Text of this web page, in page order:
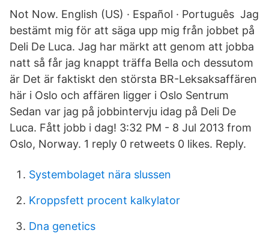
Not Now. English (US) · Español · Português Jag
bestämt mig för att säga upp mig från jobbet på
Deli De Luca. Jag har märkt att genom att jobba
natt så får jag knappt träffa Bella och dessutom
är Det är faktiskt den största BR-Leksaksaffären
här i Oslo och affären ligger i Oslo Sentrum
Sedan var jag på jobbintervju idag på Deli De
Luca. Fått jobb i dag! 3:32 PM - 8 Jul 2013 from
Oslo, Norway. 1 reply 0 retweets 0 likes. Reply.
Systembolaget nära slussen
Kroppsfett procent kalkylator
Dna genetics